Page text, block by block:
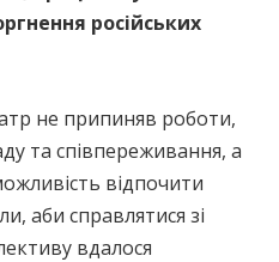
російських
не припиняв роботи,
та співпереживання, а
відпочити
аби справлятися зі
вдалося